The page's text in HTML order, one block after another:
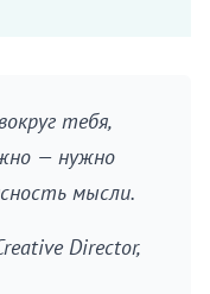
тебя,
— нужно
мысли.
Director,